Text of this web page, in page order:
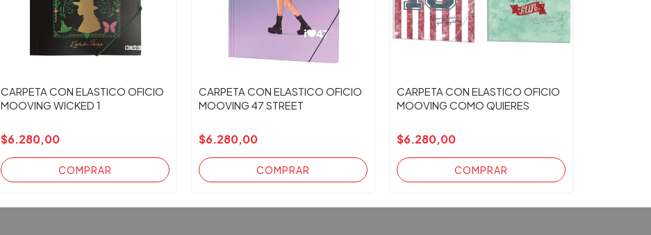
CARPETA CON ELASTICO OFICIO
MOOVING WICKED 1
$6.280,00
CARPETA CON ELASTICO OFICIO
MOOVING 47 STREET
$6.280,00
CARPETA CON ELASTICO OFICIO
MOOVING COMO QUIERES
$6.280,00